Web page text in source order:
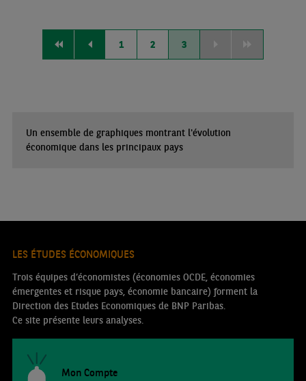
1
2 3
Un ensemble de graphiques montrant l'évolution
économique dans les principaux pays
LES ÉTUDES ÉCONOMIQUES
Trois équipes d’économistes (économies OCDE, économies
émergentes et risque pays, économie bancaire) forment la
Direction des Etudes Economiques de BNP Paribas.
Ce site présente leurs analyses.
Mon Compte